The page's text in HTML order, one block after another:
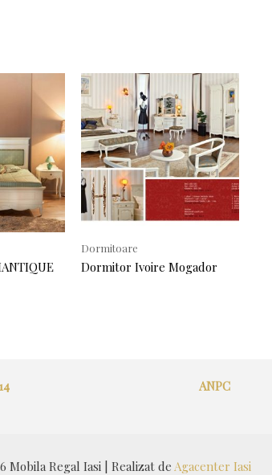
Dormitoare
Dormitor Ivoire Mogador
ANPC
Mobila Regal Iasi | Realizat de Agacenter Iasi